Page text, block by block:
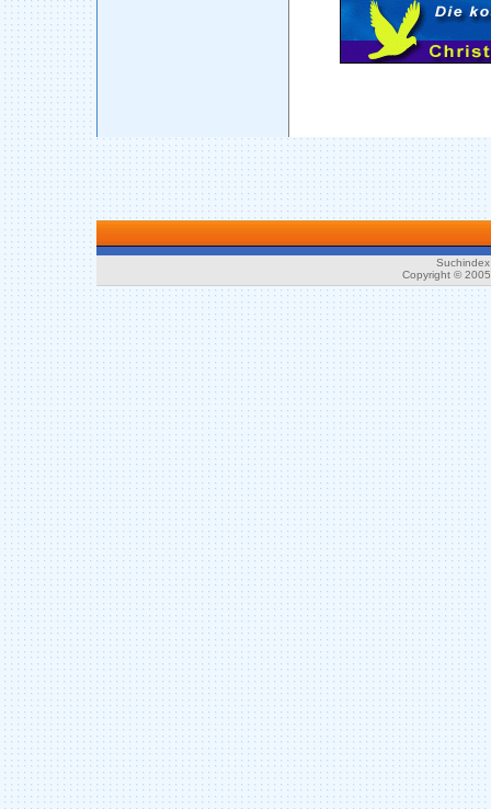
Copyright ©